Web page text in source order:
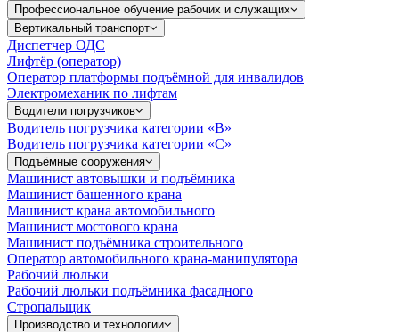
Профессиональное обучение рабочих и служащих
Вертикальный транспорт
Диспетчер ОДС
Лифтёр (оператор)
Оператор платформы подъёмной для инвалидов
Электромеханик по лифтам
Водители погрузчиков
Водитель погрузчика категории «B»
Водитель погрузчика категории «С»
Подъёмные сооружения
Машинист автовышки и подъёмника
Машинист башенного крана
Машинист крана автомобильного
Машинист мостового крана
Машинист подъёмника строительного
Оператор автомобильного крана-манипулятора
Рабочий люльки
Рабочий люльки подъёмника фасадного
Стропальщик
Производство и технологии